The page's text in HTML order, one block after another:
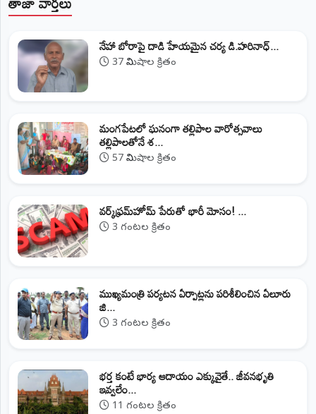
నేహా బోరాపై దాడి హేయమైన చర్య డి.హరినాధ్...
37 నిమిషాల క్రితం
మంగపేటలో ఘనంగా తల్లిపాల వారోత్సవాలు
తల్లిపాలతోనే శ...
57 నిమిషాల క్రితం
వర్క్‌ఫ్రమ్‌హోమ్‌ పేరుతో భారీ మోసం! ...
3 గంటల క్రితం
ముఖ్యమంత్రి పర్యటన ఏర్పాట్లను పరిశీలించిన ఏలూరు
జి...
3 గంటల క్రితం
భర్త కంటే భార్య ఆదాయం ఎక్కువైతే.. జీవనభృతి
ఇవ్వలేం...
11 గంటల క్రితం